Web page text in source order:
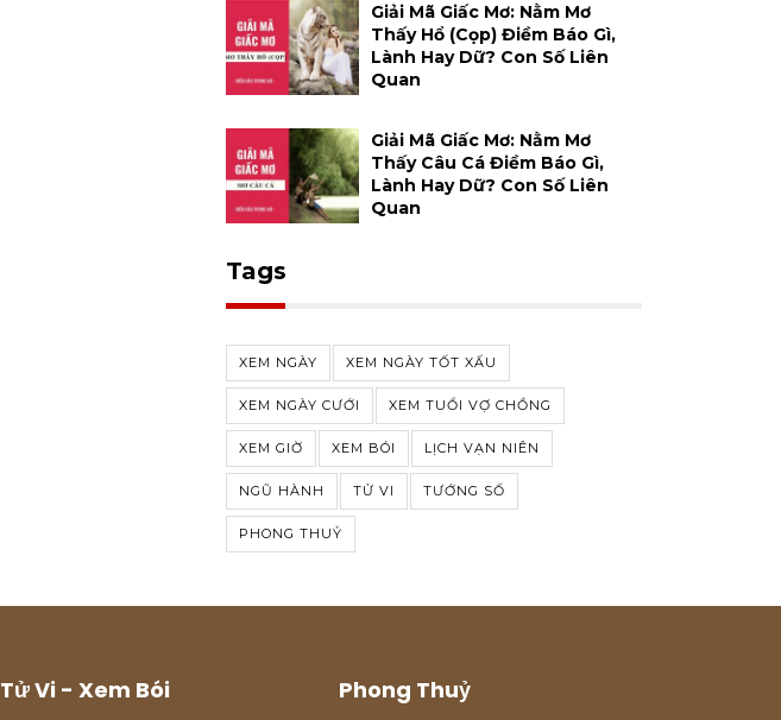
Giải Mã Giấc Mơ: Nằm Mơ
Thấy Hổ (cọp) Điềm Báo Gì,
Lành Hay Dữ? Con Số Liên
Quan
Giải Mã Giấc Mơ: Nằm Mơ
Thấy Câu Cá Điềm Báo Gì,
Lành Hay Dữ? Con Số Liên
Quan
Tags
XEM NGÀY XEM NGÀY TỐT XẤU
XEM NGÀY CƯỚI XEM TUỔI VỢ CHỒNG
XEM GIỜ XEM BÓI LỊCH VẠN NIÊN
NGŨ HÀNH TỬ VI TƯỚNG SỐ
PHONG THUỶ
Tử Vi - Xem Bói Phong Thuỷ